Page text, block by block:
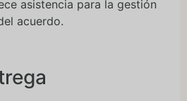
asistencia para la gestión
acuerdo.